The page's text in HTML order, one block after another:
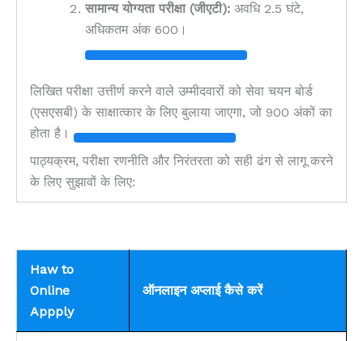
सामान्य योग्यता परीक्षा (जीएटी): अवधि 2.5 घंटे,
अधिकतम अंक 600।
लिखित परीक्षा उत्तीर्ण करने वाले उम्मीदवारों को सेवा चयन बोर्ड
(एसएसबी) के साक्षात्कार के लिए बुलाया जाएगा, जो 900 अंकों का
होता है।
पाठ्यक्रम, परीक्षा रणनीति और निरंतरता को सही ढंग से लागू करने
के लिए सुझावों के लिए:
Haw to
Online
Appply
ऑनलाइन अप्लाई कैसे करें